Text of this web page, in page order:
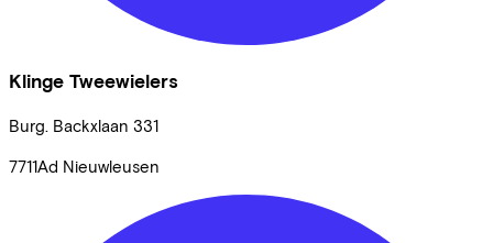
Klinge Tweewielers
Burg. Backxlaan 331
7711Ad Nieuwleusen